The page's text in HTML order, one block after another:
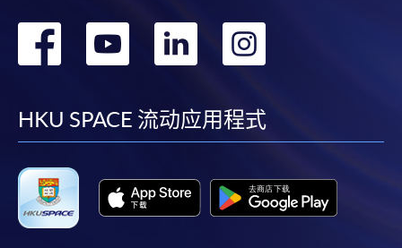
转
facebook
转
youtube
转
linkedin
HKU SPACE 流动应用程式